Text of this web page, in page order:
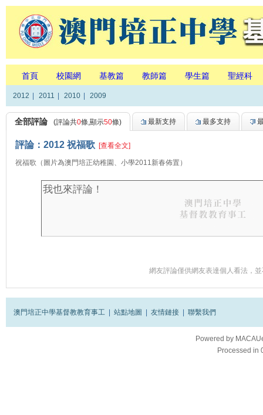
首頁 校園網 基教篇 教師篇 學生篇 聖經科
2012 2011 2010 2009
全部評論 (評論共0條,顯示50條) 最新支持 最多支持
評論：2012 祝福歌 [查看全文]
祝福歌（圖片為澳門培正幼稚園、小學2011新春佈置）
網友評論僅供網友表達個人看法，
澳門培正中學基督教教育事工 站點地圖 友情鏈接 聯繫我們
Powered by
Processed in